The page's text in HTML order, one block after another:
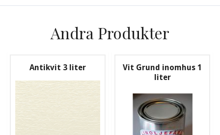
Andra Produkter
Antikvit 3 liter
Vit Grund inomhus 1
liter